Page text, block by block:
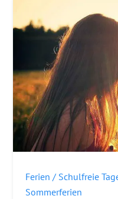
Ferien / Schulfreie
Sommerferien